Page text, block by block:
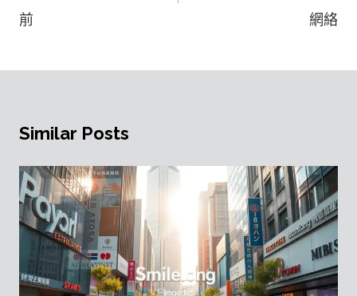
前
網絡
Similar Posts